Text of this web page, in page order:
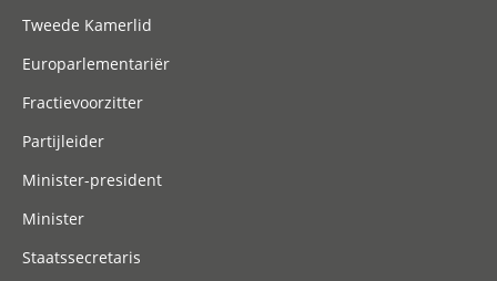
Tweede Kamerlid
Europarlementariër
Fractievoorzitter
Partijleider
Minister-president
Minister
Staatssecretaris